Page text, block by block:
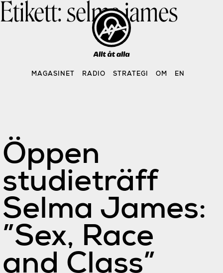
Skip
MAGASINET RADIO STRATEGI OM EN
Etikett:selma james
Öppen
studieträff
Selma James:
”Sex, Race
and Class”